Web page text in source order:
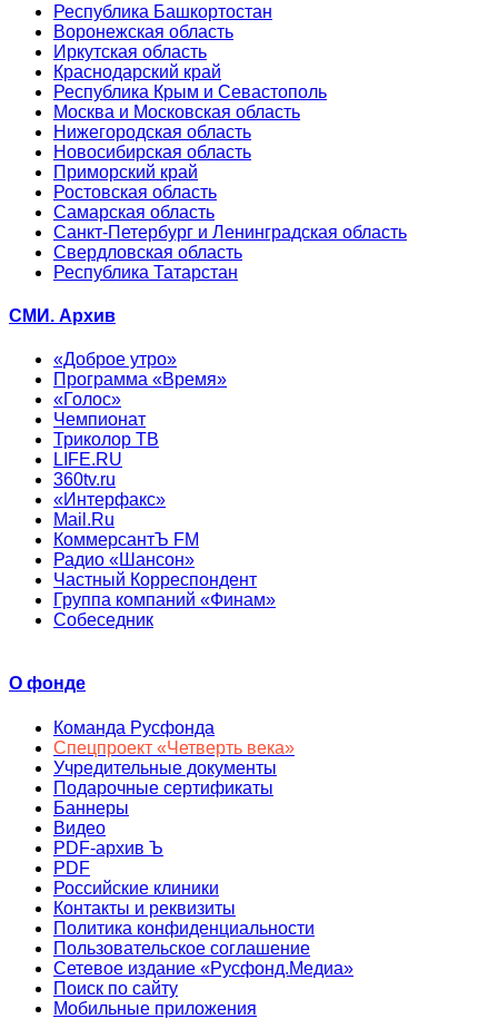
Республика Башкортостан
Воронежская область
Иркутская область
Краснодарский край
Республика Крым и Севастополь
Москва и Московская область
Нижегородская область
Новосибирская область
Приморский край
Ростовская область
Самарская область
Санкт-Петербург и Ленинградская область
Свердловская область
Республика Татарстан
СМИ. Архив
«Доброе утро»
Программа «Время»
«Голос»
Чемпионат
Триколор ТВ
LIFE.RU
360tv.ru
«Интерфакс»
Mail.Ru
КоммерсантЪ FM
Радио «Шансон»
Частный Корреспондент
Группа компаний «Финам»
Собеседник
О фонде
Команда Русфонда
Спецпроект «Четверть века»
Учредительные документы
Подарочные сертификаты
Баннеры
Видео
PDF-архив Ъ
PDF
Российские клиники
Контакты и реквизиты
Политика конфиденциальности
Пользовательское соглашение
Сетевое издание «Русфонд.Медиа»
Поиск по сайту
Мобильные приложения